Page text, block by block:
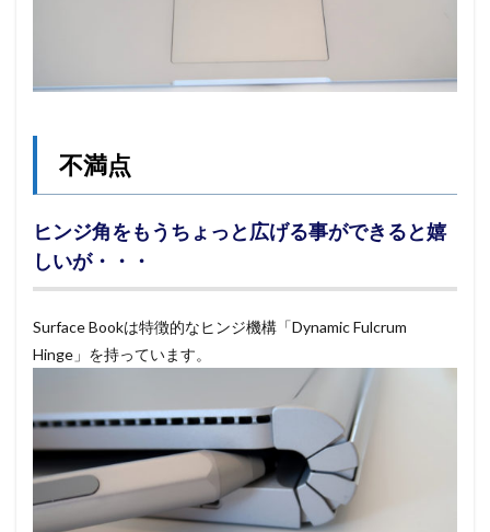
不満点
ヒンジ角をもうちょっと広げる事ができると嬉
しいが・・・
Surface Bookは特徴的なヒンジ機構「Dynamic Fulcrum
Hinge」を持っています。